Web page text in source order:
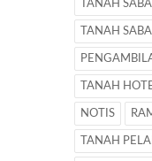
TANAH
TANAH
TANAH
NOTIS
TANAH